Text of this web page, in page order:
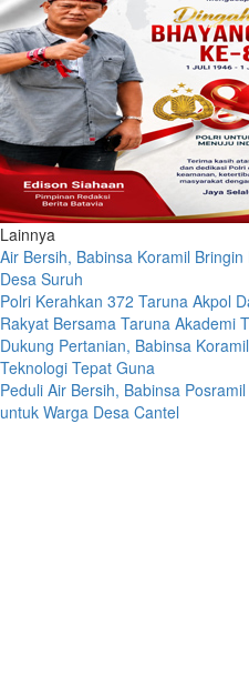
Lainnya
Air Bersih, Babinsa Koramil
Desa Suruh
Polri Kerahkan 372 Taruna Akpol
Rakyat Bersama Taruna Akademi
Dukung Pertanian, Babinsa
Teknologi Tepat Guna
Peduli Air Bersih, Babinsa
untuk Warga Desa Cantel